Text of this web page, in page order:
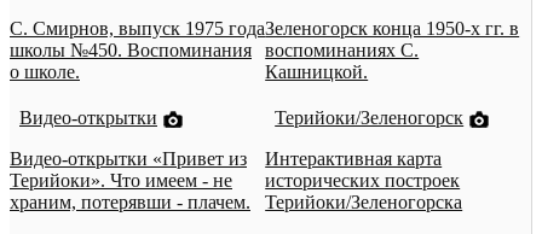
С. Смирнов, выпуск 1975 года
школы №450. Воспоминания
о школе.
Зеленогорск конца 1950-х гг. в
воспоминаниях С.
Кашницкой.
Видео-открытки
Видео-открытки «Привет из
Терийоки». Что имеем - не
храним, потерявши - плачем.
Терийоки/Зеленогорск
Интерактивная карта
исторических построек
Терийоки/Зеленогорска